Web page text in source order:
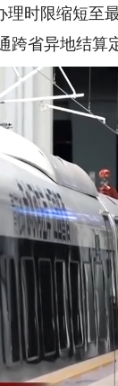
时限缩短至
省异地结算